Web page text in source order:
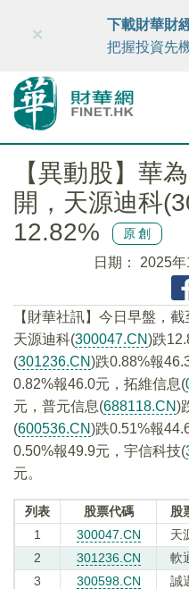
財華智庫網 FINTV
×
下載財華財
把握投資先
【異動股】華
開，天源迪科
12.82%
原創
日期： 2025
【財華社訊】今日早盤，
天源迪科(300047.CN)跌
(301236.CN)跌0.88%報
0.82%報46.0元，拓維信息(
元，普元信息(688118.CN)
(600536.CN)跌0.51%報
0.50%報49.9元，宇信科技(
元。
列表 股票代碼 股
1
300047.CN 天
2
301236.CN 軟
3
300598.CN 誠